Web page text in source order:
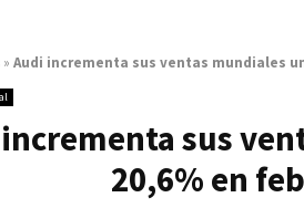
» Audi incrementa sus ventas mundiales
sus
20,6% en